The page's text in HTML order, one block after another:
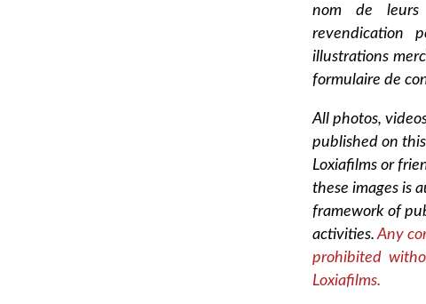
nom de
revendication
illustrations
formulaire de
All photos,
published on
Loxiafilms or
these images is
framework of
activities.Any
prohibited
Loxiafilms.